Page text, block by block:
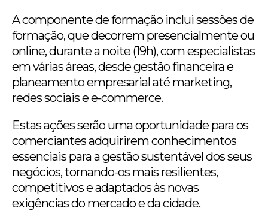
A componente de formação inclui sessões de
formação, que decorrem presencialmente ou
online, durante a noite (19h), com especialistas
em várias áreas, desde gestão financeira e
planeamento empresarial até marketing,
redes sociais e e-commerce.
Estas ações serão uma oportunidade para os
comerciantes adquirirem conhecimentos
essenciais para a gestão sustentável dos seus
negócios, tornando-os mais resilientes,
competitivos e adaptados às novas
exigências do mercado e da cidade.